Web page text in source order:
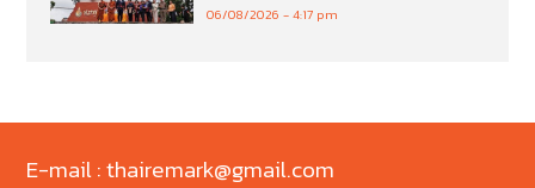
06/08/2026 4:17 pm
E-mail : thairemark@gmail.com